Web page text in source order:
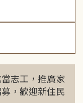
當志工，推廣家
，歡迎新住民